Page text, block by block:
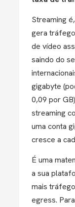
Streaming
gera
de vídeo
saindo do
gigabyte
0,09 por
streaming
uma conta
cresce a
É uma
a sua
mais
egress.